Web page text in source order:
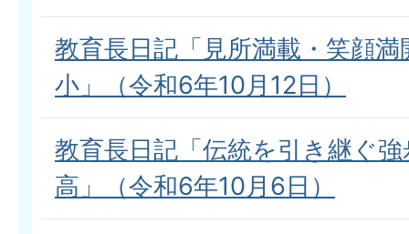
教育長日記「見所満載・笑顔
小」（令和6年10月12日）
教育長日記「伝統を引き継ぐ
高」（令和6年10月6日）